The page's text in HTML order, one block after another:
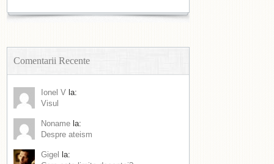
Comentarii Recente
Ionel V la:
Visul
Noname la:
Despre ateism
Gigel
la: